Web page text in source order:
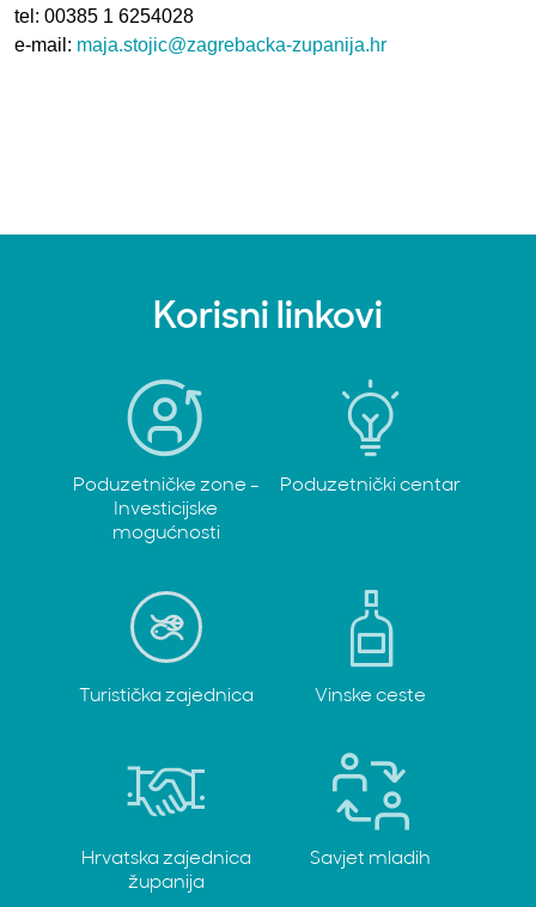
tel: 00385 1 6254028
e-mail: maja.stojic@zagrebacka-zupanija.hr
Korisni linkovi
Poduzetničke zone -
Investicijske
mogućnosti
Poduzetnički centar
Turistička zajednica Vinske ceste
Hrvatska zajednica
županija
Savjet mladih